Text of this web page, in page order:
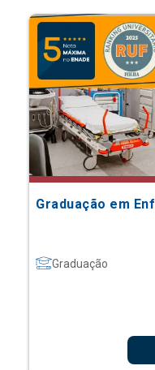
Graduação em
Graduação